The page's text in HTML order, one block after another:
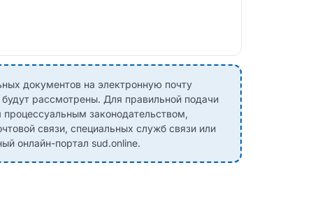
документов на электронную почту
рассмотрены. Для правильной подачи
законодательством,
связи, специальных служб связи или
онлайн-портал sud.online.